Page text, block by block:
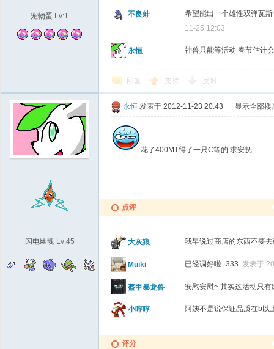
宠物蛋 Lv:1 不良蛙
希望能出一个雄性双弹瓦
11-25 12:03
永恒 神兽只能等活动 春节估计
回复 支持 反对
闪电幽魂Lv:45
永恒 发表于 2012-11-23 20:43 | 显示全部楼
花了400MT得了一只C等的 求安抚
点评
大灰狼 我早说过商店的东西不要
Muiki 已经调好啦=333 发表于
盔甲暴龙兽 安慰安慰~ 其实这活动只
小哼哼 阿姨不是说保证品质在b
评分